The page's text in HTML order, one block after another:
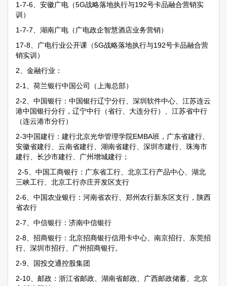
1-7-6、安徽广电（5G战略落地执行与192号卡品融合营销实
训）
1-7-7、湖南广电（广电政企智慧酒店业务营销）
17-8、广电行业公开课（5G战略落地执行与192号卡品融合营
销实训）
2、金融行业：
2-1、荷兰银行中国公司（上海总部）
2-2、中国银行：中国银行辽宁分行、深圳软件中心、江苏连云
港中国银行分行，辽宁中行（省行、大连分行）、江苏省中行
（连云港市分行）
2-3中国建行：建行北京光华管理学院EMBA班，广东省建行、
安徽省建行、云南省建行、湖南省建行、深圳市建行、珠海市
建行、长沙市建行、广州增城建行；
2-5、中国工商银行：广东省工行、北京工行产品中心、湖北
三峡工行、北京工行亦庄开发区支行
2-6、中国农业银行：河南省农行、郑州农行新东区支行，陕西
省农行
2-7、中信银行：济南中信银行
2-8、招商银行：北京招商银行信用卡中心、南京招行、东莞招
行、深圳市招行、广州招商银行。
2-9、国投交通控股集团
2-10、邮政：浙江省邮政、湖南省邮政、广西邮政储蓄、北京